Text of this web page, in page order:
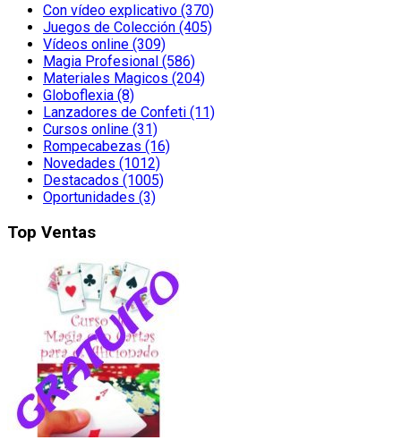
Con vídeo explicativo (370)
Juegos de Colección (405)
Vídeos online (309)
Magia Profesional (586)
Materiales Magicos (204)
Globoflexia (8)
Lanzadores de Confeti (11)
Cursos online (31)
Rompecabezas (16)
Novedades (1012)
Destacados (1005)
Oportunidades (3)
Top Ventas